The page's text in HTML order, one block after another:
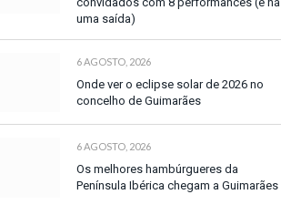
uma saída)
6 AGOSTO, 2026
Onde ver o eclipse solar de 2026 no
concelho de Guimarães
6 AGOSTO, 2026
Os melhores hambúrgueres da
Península Ibérica chegam a Guimarães